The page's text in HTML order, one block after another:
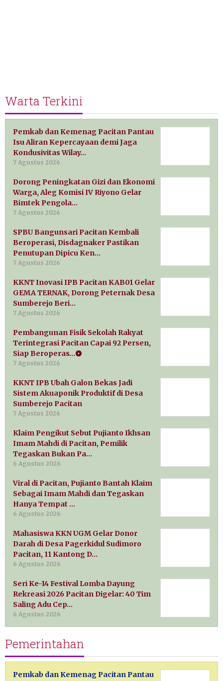
Warta Terkini
Pemkab dan Kemenag Pacitan Pantau
Isu Aliran Kepercayaan demi Jaga
Kondusivitas Wilay…
7 Agustus 2026
Dorong Peningkatan Gizi dan Ekonomi
Warga, Aleg Komisi IV Riyono Gelar
Bimtek Pengola…
7 Agustus 2026
SPBU Bangunsari Pacitan Kembali
Beroperasi, Disdagnaker Pastikan
Penutupan Dipicu Ken…
7 Agustus 2026
KKNT Inovasi IPB Pacitan KAB01 Gelar
GEMA TERNAK, Dorong Peternak Desa
Sumberejo Beri…
7 Agustus 2026
Pembangunan Fisik Sekolah Rakyat
Terintegrasi Pacitan Capai 92 Persen,
Siap Beroperas…
7 Agustus 2026
KKNT IPB Ubah Galon Bekas Jadi
Sistem Akuaponik Produktif di Desa
Sumberejo Pacitan
7 Agustus 2026
Klaim Pengikut Sebut Pujianto Ikhsan
Imam Mahdi di Pacitan, Pemilik
Tegaskan Bukan Pa…
6 Agustus 2026
Viral di Pacitan, Pujianto Bantah Klaim
Sebagai Imam Mahdi dan Tegaskan
Hanya Tempat …
6 Agustus 2026
Mahasiswa KKN UGM Gelar Donor
Darah di Desa Pagerkidul Sudimoro
Pacitan, 11 Kantong D…
6 Agustus 2026
Seri Ke-14 Festival Lomba Dayung
Rekreasi 2026 Pacitan Digelar: 40 Tim
Saling Adu Cep…
6 Agustus 2026
Pemerintahan
Pemkab dan Kemenag Pacitan Pantau